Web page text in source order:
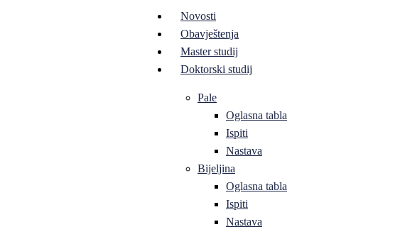
Novosti
Obavještenja
Master studij
Doktorski studij
Pale
Oglasna tabla
Ispiti
Nastava
Bijeljina
Oglasna tabla
Ispiti
Nastava